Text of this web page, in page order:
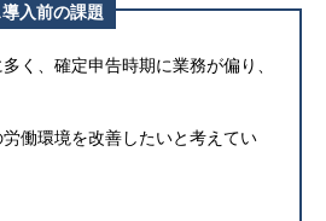
入前の課題
く、確定申告時期に業務が偏り、
働環境を改善したいと考えてい